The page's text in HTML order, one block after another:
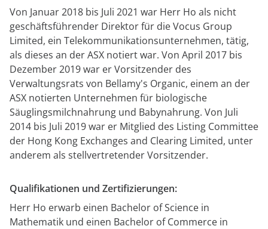
Von Januar 2018 bis Juli 2021 war Herr Ho als nicht
geschäftsführender Direktor für die Vocus Group
Limited, ein Telekommunikationsunternehmen, tätig,
als dieses an der ASX notiert war. Von April 2017 bis
Dezember 2019 war er Vorsitzender des
Verwaltungsrats von Bellamy's Organic, einem an der
ASX notierten Unternehmen für biologische
Säuglingsmilchnahrung und Babynahrung. Von Juli
2014 bis Juli 2019 war er Mitglied des Listing Committee
der Hong Kong Exchanges and Clearing Limited, unter
anderem als stellvertretender Vorsitzender.
Qualifikationen und Zertifizierungen:
Herr Ho erwarb einen Bachelor of Science in
Mathematik und einen Bachelor of Commerce in